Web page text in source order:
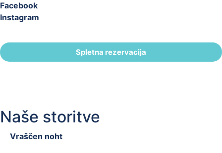
Facebook
Instagram
Spletna rezervacija
Naše storitve
Vraščen noht